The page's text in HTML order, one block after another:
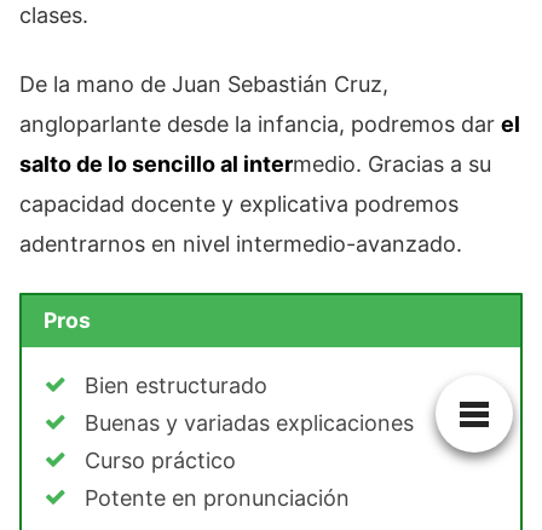
clases.
De la mano de Juan Sebastián Cruz,
angloparlante desde la infancia, podremos dar el
salto de lo sencillo al intermedio. Gracias a su
capacidad docente y explicativa podremos
adentrarnos en nivel intermedio-avanzado.
Pros
Bien estructurado
Buenas y variadas explicaciones
Curso práctico
Potente en pronunciación